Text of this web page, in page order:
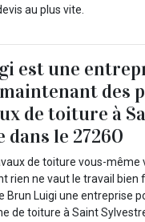
au plus vite.
est une
des
de toiture à
dans le 27260
de toiture vous-même
rien ne vaut le travail bien
Brun Luigi une entreprise
de toiture à Saint